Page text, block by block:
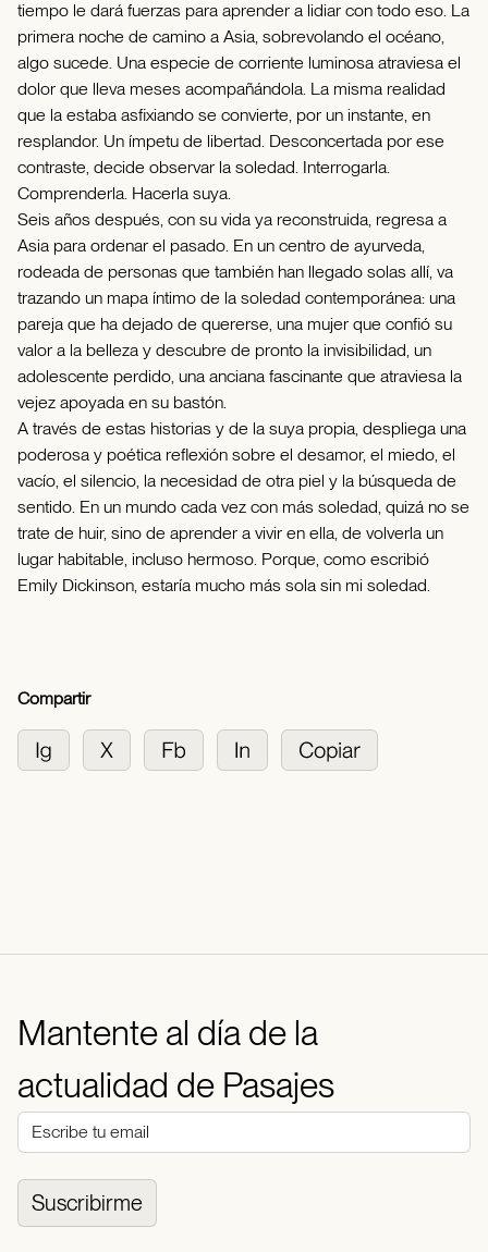
tiempo le dará fuerzas para aprender a lidiar con todo eso. La
primera noche de camino a Asia, sobrevolando el océano,
algo sucede. Una especie de corriente luminosa atraviesa el
dolor que lleva meses acompañándola. La misma realidad
que la estaba asfixiando se convierte, por un instante, en
resplandor. Un ímpetu de libertad. Desconcertada por ese
contraste, decide observar la soledad. Interrogarla.
Comprenderla. Hacerla suya.
Seis años después, con su vida ya reconstruida, regresa a
Asia para ordenar el pasado. En un centro de ayurveda,
rodeada de personas que también han llegado solas allí, va
trazando un mapa íntimo de la soledad contemporánea: una
pareja que ha dejado de quererse, una mujer que confió su
valor a la belleza y descubre de pronto la invisibilidad, un
adolescente perdido, una anciana fascinante que atraviesa la
vejez apoyada en su bastón.
A través de estas historias y de la suya propia, despliega una
poderosa y poética reflexión sobre el desamor, el miedo, el
vacío, el silencio, la necesidad de otra piel y la búsqueda de
sentido. En un mundo cada vez con más soledad, quizá no se
trate de huir, sino de aprender a vivir en ella, de volverla un
lugar habitable, incluso hermoso. Porque, como escribió
Emily Dickinson, estaría mucho más sola sin mi soledad.
Compartir
Mantente al día de la
actualidad de Pasajes
Suscribirme